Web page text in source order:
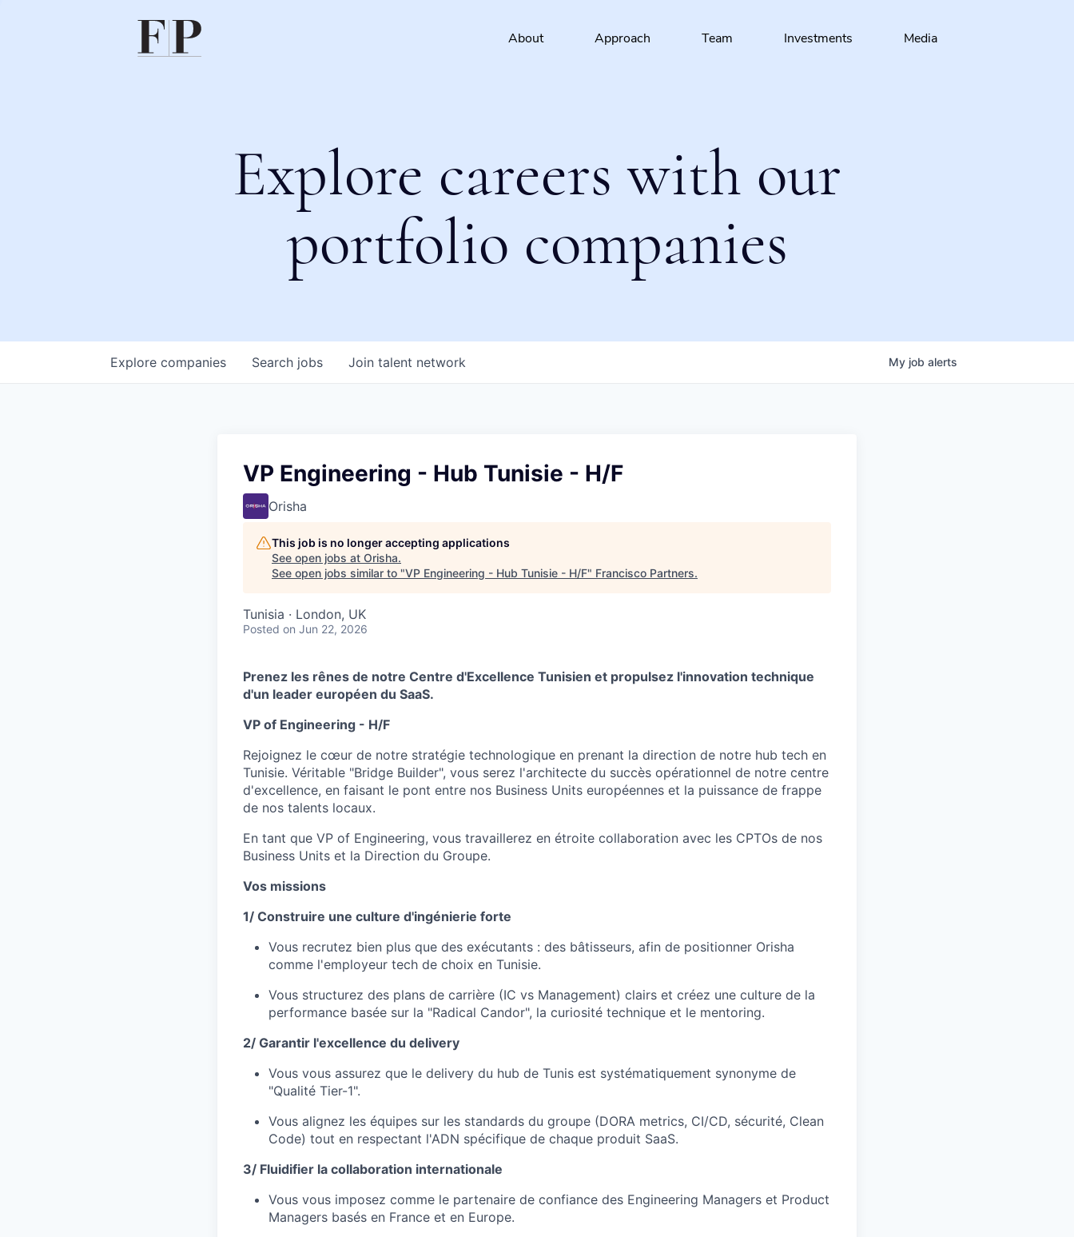
About Approach Team Investments Media
Explore careers with our
portfolio companies
Search jobs
Explore companies Join talent network My job alerts
VP Engineering - Hub Tunisie - H/F
Orisha
This job is no longer accepting applications
See open jobs at Orisha.
See open jobs similar to "VP Engineering - Hub Tunisie - H/F" Francisco Partners.
Tunisia · London, UK
Posted on Jun 22, 2026
Prenez les rênes de notre Centre d'Excellence Tunisien et propulsez l'innovation technique
d'un leader européen du SaaS.
VP of Engineering - H/F
Rejoignez le cœur de notre stratégie technologique en prenant la direction de notre hub tech en
Tunisie. Véritable "Bridge Builder", vous serez l'architecte du succès opérationnel de notre centre
d'excellence, en faisant le pont entre nos Business Units européennes et la puissance de frappe
de nos talents locaux.
En tant que VP of Engineering, vous travaillerez en étroite collaboration avec les CPTOs de nos
Business Units et la Direction du Groupe.
Vos missions
1/ Construire une culture d'ingénierie forte
Vous recrutez bien plus que des exécutants : des bâtisseurs, afin de positionner Orisha
comme l'employeur tech de choix en Tunisie.
Vous structurez des plans de carrière (IC vs Management) clairs et créez une culture de la
performance basée sur la "Radical Candor", la curiosité technique et le mentoring.
2/ Garantir l'excellence du delivery
Vous vous assurez que le delivery du hub de Tunis est systématiquement synonyme de
"Qualité Tier-1".
Vous alignez les équipes sur les standards du groupe (DORA metrics, CI/CD, sécurité, Clean
Code) tout en respectant l'ADN spécifique de chaque produit SaaS.
3/ Fluidifier la collaboration internationale
Vous vous imposez comme le partenaire de confiance des Engineering Managers et Product
Managers basés en France et en Europe.